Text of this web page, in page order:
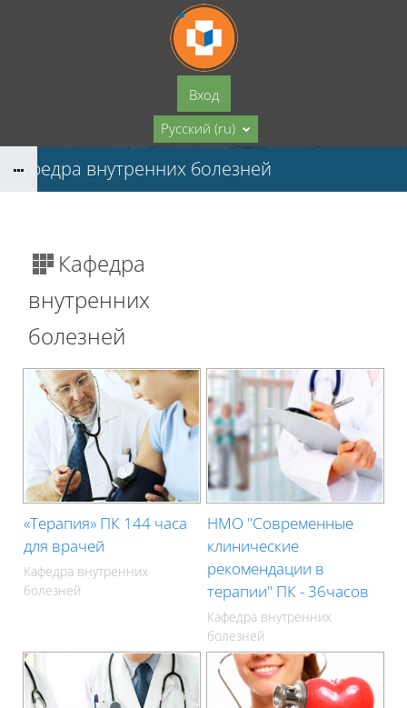
Перейти к основному содержанию
Вход
Русский ‎(ru)‎
Кафедра внутренних болезней
Кафедра
внутренних
болезней
«Терапия» ПК 144 часа
для врачей
Кафедра внутренних
болезней
НМО "Современные
клинические
рекомендации в
терапии" ПК - 36часов
Кафедра внутренних
болезней